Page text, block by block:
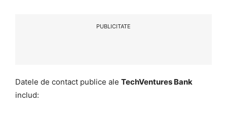
PUBLICITATE
Datele de contact publice ale TechVentures Bank
includ: